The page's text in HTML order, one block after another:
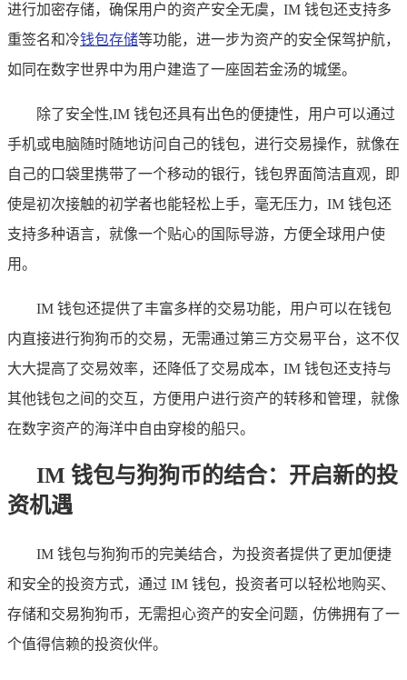
进行加密存储，确保用户的资产安全无虞，IM 钱包还支持多
重签名和冷钱包存储等功能，进一步为资产的安全保驾护航，
如同在数字世界中为用户建造了一座固若金汤的城堡。
除了安全性,IM 钱包还具有出色的便捷性，用户可以通过
手机或电脑随时随地访问自己的钱包，进行交易操作，就像在
自己的口袋里携带了一个移动的银行，钱包界面简洁直观，即
使是初次接触的初学者也能轻松上手，毫无压力，IM 钱包还
支持多种语言，就像一个贴心的国际导游，方便全球用户使
用。
IM 钱包还提供了丰富多样的交易功能，用户可以在钱包
内直接进行狗狗币的交易，无需通过第三方交易平台，这不仅
大大提高了交易效率，还降低了交易成本，IM 钱包还支持与
其他钱包之间的交互，方便用户进行资产的转移和管理，就像
在数字资产的海洋中自由穿梭的船只。
IM 钱包与狗狗币的结合：开启新的投
资机遇
IM 钱包与狗狗币的完美结合，为投资者提供了更加便捷
和安全的投资方式，通过 IM 钱包，投资者可以轻松地购买、
存储和交易狗狗币，无需担心资产的安全问题，仿佛拥有了一
个值得信赖的投资伙伴。